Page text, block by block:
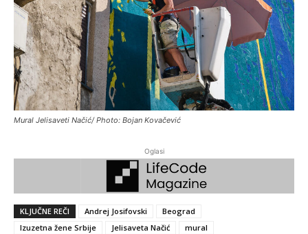
Mural Jelisaveti Načić/ Photo: Bojan Kovačević
Oglasi
KLJUČNE REČI Andrej Josifovski
Beograd
Izuzetna žene Srbije
Jelisaveta Načić mural